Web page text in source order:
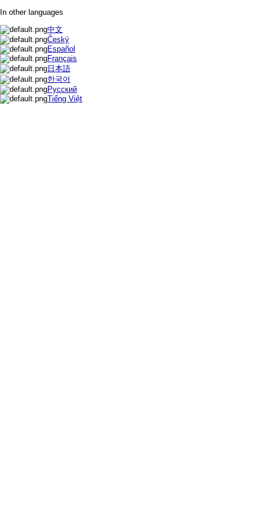
In other languages
中文
Český
Español
Français
日本語
한국어
Русский
Tiếng Việt